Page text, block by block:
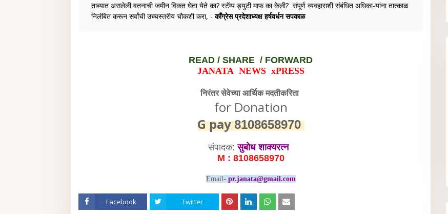
ताब्यात असलेली वतनाची जमीन विकत घेता येते का? स्टॅम्प ड्युटी माफ का केली? संपूर्ण व्यवहाराशी संबंधित अधिका-यांना तात्काळ
निलंबित करून सर्वांची उच्चस्तरीय चौकशी करा, -काँग्रेस प्रदेशाध्यक्ष हर्षवर्धन सपकाळ
READ / SHARE / FORWARD
JANATA NEWS xPRESS
निरंतर सेवेच्या आर्थिक मदतीकरिता
for Donation
G pay8108658970
संपादक:सुबोध शाक्यरत्न
M : 8108658970
Email- pr.janata@gmail.com
Facebook Twitter